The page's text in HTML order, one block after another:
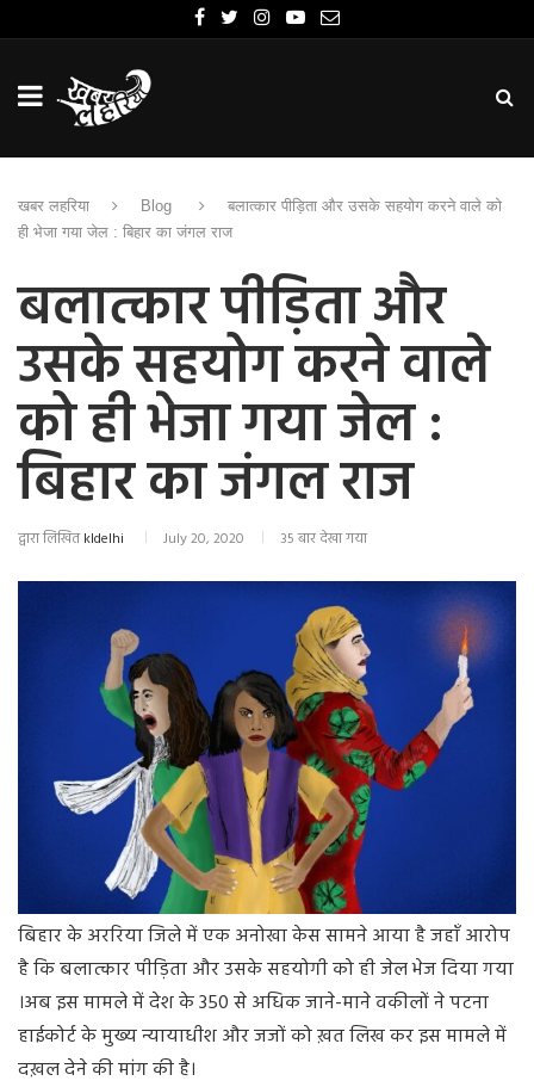
खबर लहरिया Blog
बलात्कार पीड़िता और उसके सहयोग करने वाले को
ही भेजा गया जेल : बिहार का जंगल राज
बलात्कार पीड़िता और
उसके सहयोग करने वाले
को ही भेजा गया जेल :
बिहार का जंगल राज
द्वारा लिखितkldelhi July 20, 2020 35 बार देखा गया
बिहार के अररिया जिले में एक अनोखा केस सामने आया है जहाँ आरोप
है कि बलात्कार पीड़िता और उसके सहयोगी को ही जेल भेज दिया गया
।अब इस मामले में देश के 350 से अधिक जाने-माने वकीलों ने पटना
हाईकोर्ट के मुख्य न्यायाधीश और जजों को ख़त लिख कर इस मामले में
दख़ल देने की मांग की है।